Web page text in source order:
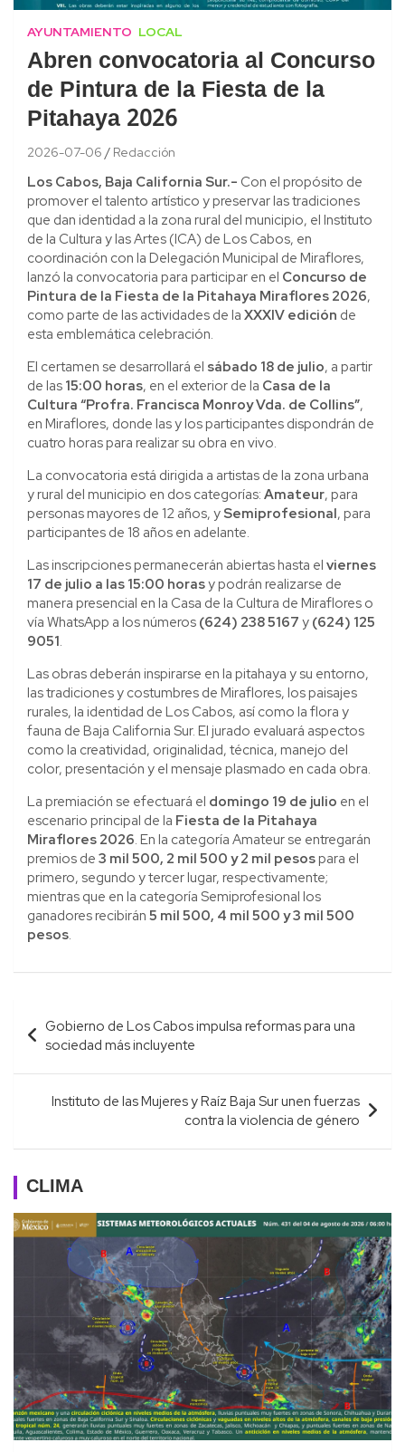
AYUNTAMIENTO LOCAL
Abren convocatoria al Concurso
de Pintura de la Fiesta de la
Pitahaya 2026
2026-07-06 Redacción
Los Cabos, Baja California Sur.- Con el propósito de
promover el talento artístico y preservar las tradiciones
que dan identidad a la zona rural del municipio, el Instituto
de la Cultura y las Artes (ICA) de Los Cabos, en
coordinación con la Delegación Municipal de Miraflores,
lanzó la convocatoria para participar en el Concurso de
Pintura de la Fiesta de la Pitahaya Miraflores 2026,
como parte de las actividades de la XXXIV edición de
esta emblemática celebración.
El certamen se desarrollará el sábado 18 de julio, a partir
de las 15:00 horas, en el exterior de la Casa de la
Cultura “Profra. Francisca Monroy Vda. de Collins”,
en Miraflores, donde las y los participantes dispondrán de
cuatro horas para realizar su obra en vivo.
La convocatoria está dirigida a artistas de la zona urbana
y rural del municipio en dos categorías: Amateur, para
personas mayores de 12 años, y Semiprofesional, para
participantes de 18 años en adelante.
Las inscripciones permanecerán abiertas hasta el viernes
17 de julio a las 15:00 horasy podrán realizarse de
manera presencial en la Casa de la Cultura de Miraflores o
vía WhatsApp a los números (624) 238 5167 y (624) 125
9051.
Las obras deberán inspirarse en la pitahaya y su entorno,
las tradiciones y costumbres de Miraflores, los paisajes
rurales, la identidad de Los Cabos, así como la flora y
fauna de Baja California Sur. El jurado evaluará aspectos
como la creatividad, originalidad, técnica, manejo del
color, presentación y el mensaje plasmado en cada obra.
La premiación se efectuará el domingo 19 de julio en el
escenario principal de la Fiesta de la Pitahaya
Miraflores 2026. En la categoría Amateur se entregarán
premios de 3 mil 500, 2 mil 500 y 2 mil pesospara el
primero, segundo y tercer lugar, respectivamente;
mientras que en la categoría Semiprofesional los
ganadores recibirán 5 mil 500, 4 mil 500 y 3 mil 500
pesos.
Navegación
de
entradas
Gobierno de Los Cabos impulsa reformas para una
sociedad más incluyente
Instituto de las Mujeres y Raíz Baja Sur unen fuerzas
contra la violencia de género
CLIMA